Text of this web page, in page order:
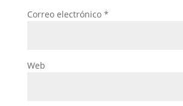
Correo electrónico *
Web